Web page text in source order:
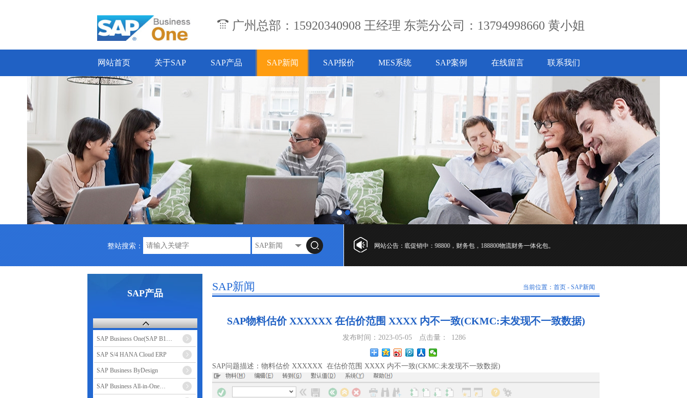
广州总部：15920340908 王经理 东莞分公司：13794998660 黄小姐
网站首页 关于SAP SAP产品 SAP新闻 SAP报价 MES系统 SAP案例 在线留言 联系我们
整站搜索： 网站公告：
SAP Business One年底促销中：98800，财务包，188800物流财务一体化包。
SAP产品
SAP Business One(SAP B1…
SAP S/4 HANA Cloud ERP
SAP Business ByDesign
SAP Business All-in-One…
SAP新闻 当前位置： 首页 - SAP新闻
SAP物料估价 XXXXXX 在估价范围 XXXX 内不一致(CKMC:未发现不一致数据)
发布时间：2023-05-05 点击量： 1286
SAP问题描述：物料估价 XXXXXX 在估价范围 XXXX 内不一致(CKMC:未发现不一致数据)